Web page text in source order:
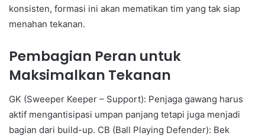
konsisten, formasi ini akan mematikan tim yang tak siap
menahan tekanan.
Pembagian Peran untuk
Maksimalkan Tekanan
GK (Sweeper Keeper – Support): Penjaga gawang harus
aktif mengantisipasi umpan panjang tetapi juga menjadi
bagian dari build-up. CB (Ball Playing Defender): Bek